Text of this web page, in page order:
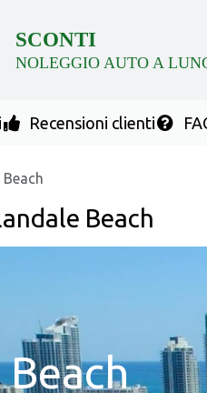
SCONTI
NOLEGGIO AUTO A
Recensioni clienti
Beach